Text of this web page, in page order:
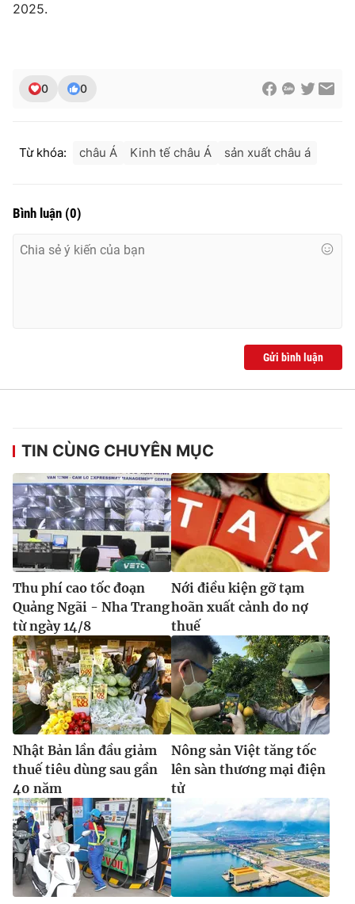
2025.
0 0
Từ khóa: châu Á Kinh tế châu Á sản xuất châu á
Bình luận (0)
Gửi bình luận
TIN CÙNG CHUYÊN MỤC
Thu phí cao tốc đoạn
Quảng Ngãi - Nha Trang
từ ngày 14/8
Nới điều kiện gỡ tạm
hoãn xuất cảnh do nợ
thuế
Nhật Bản lần đầu giảm
thuế tiêu dùng sau gần
40 năm
Nông sản Việt tăng tốc
lên sàn thương mại điện
tử